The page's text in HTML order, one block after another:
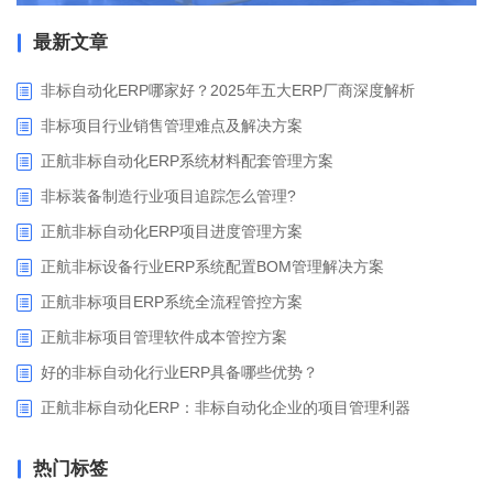
最新文章
非标自动化ERP哪家好？2025年五大ERP厂商深度解析
非标项目行业销售管理难点及解决方案
正航非标自动化ERP系统材料配套管理方案
非标装备制造行业项目追踪怎么管理?
正航非标自动化ERP项目进度管理方案
正航非标设备行业ERP系统配置BOM管理解决方案
正航非标项目ERP系统全流程管控方案
正航非标项目管理软件成本管控方案
好的非标自动化行业ERP具备哪些优势？
正航非标自动化ERP：非标自动化企业的项目管理利器
热门标签